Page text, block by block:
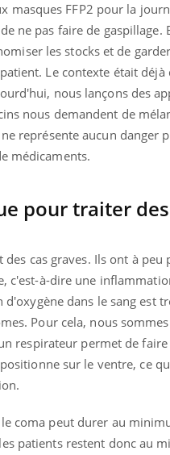
FFP2 pour la
ne pas faire de gaspillage.
les stocks et de
Le contexte était
nous lançons des
nous demandent de
représente aucun danger
médicaments.
pour traiter
cas graves. Ils ont à peu
c'est-à-dire une
dans le sang est
Pour cela, nous
respirateur permet de
sur le ventre, ce
coma peut durer au
patients restent donc au
Youtube
pour de
de
de questions, de
Youtube
Un «
faciliter
préventive
Un
mutualiste
santé :
numérique